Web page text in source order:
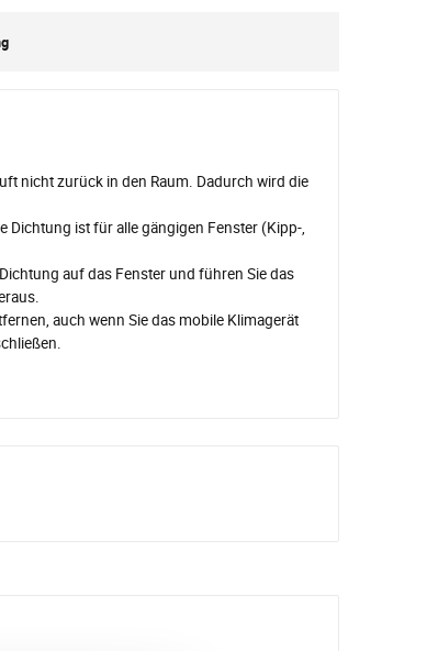
nicht zurück in den Raum. Dadurch wird die
Dichtung ist für alle gängigen Fenster (Kipp-,
auf das Fenster und führen Sie das
auch wenn Sie das mobile Klimagerät